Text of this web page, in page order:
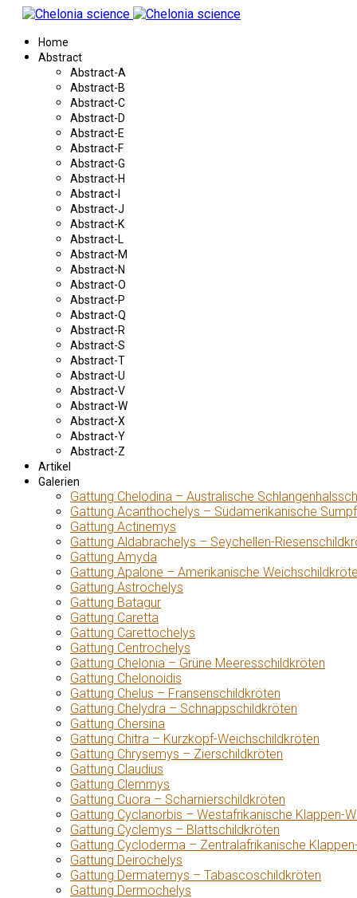
Home
Abstract
Abstract-A
Abstract-B
Abstract-C
Abstract-D
Abstract-E
Abstract-F
Abstract-G
Abstract-H
Abstract-I
Abstract-J
Abstract-K
Abstract-L
Abstract-M
Abstract-N
Abstract-O
Abstract-P
Abstract-Q
Abstract-R
Abstract-S
Abstract-T
Abstract-U
Abstract-V
Abstract-W
Abstract-X
Abstract-Y
Abstract-Z
Artikel
Galerien
Gattung Chelodina – Australische
Gattung Acanthochelys – Südamerikanische
Gattung Actinemys
Gattung Aldabrachelys – Seychellen-
Gattung Amyda
Gattung Apalone – Amerikanische
Gattung Astrochelys
Gattung Batagur
Gattung Caretta
Gattung Carettochelys
Gattung Centrochelys
Gattung Chelonia – Grüne Meeresschildkröten
Gattung Chelonoidis
Gattung Chelus – Fransenschildkröten
Gattung Chelydra – Schnappschildkröten
Gattung Chersina
Gattung Chitra – Kurzkopf-Weichschildkröten
Gattung Chrysemys – Zierschildkröten
Gattung Claudius
Gattung Clemmys
Gattung Cuora – Scharnierschildkröten
Gattung Cyclanorbis – Westafrikanische Klappen-
Gattung Cyclemys – Blattschildkröten
Gattung Cycloderma – Zentralafrikanische
Gattung Deirochelys
Gattung Dermatemys – Tabascoschildkröten
Gattung Dermochelys